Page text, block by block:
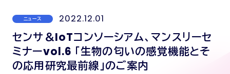
ニュース 2022.12.01
センサ＆IoTコンソーシアム、マンスリーセ
ミナーvol.6 「生物の匂いの感覚機能とそ
の応用研究最前線」のご案内